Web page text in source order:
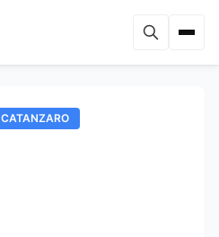
CATANZARO